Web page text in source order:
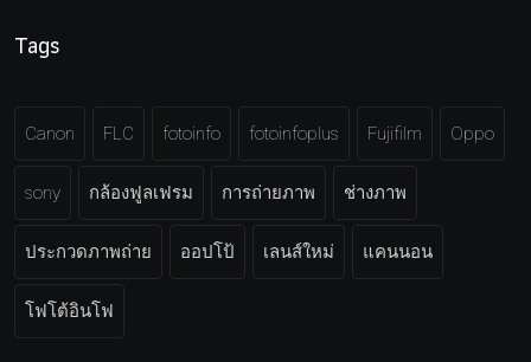
Tags
Canon FLC fotoinfo fotoinfoplus Fujifilm Oppo
sony กล้องฟูลเฟรม การถ่ายภาพ ช่างภาพ
ประกวดภาพถ่าย ออปโป้ เลนส์ใหม่ แคนนอน
โฟโต้อินโฟ